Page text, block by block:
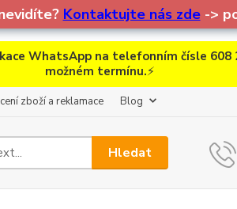
Kontaktujte nás zde->
WhatsApp na telefonním čísle 608
možném termínu.⚡
zboží a reklamace Blog
Hledat